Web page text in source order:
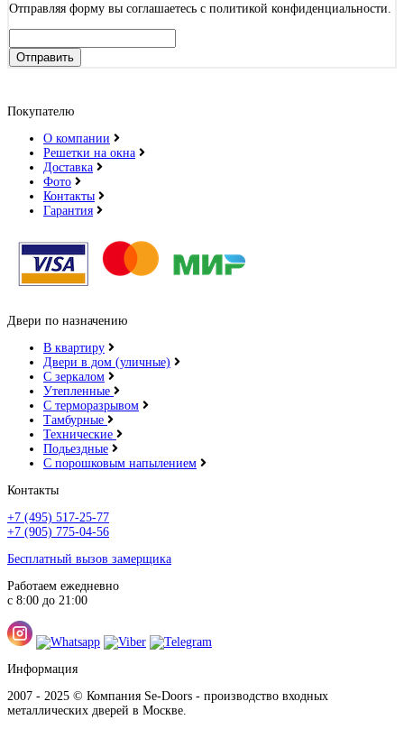
Отправляя форму вы соглашаетесь с политикой конфиденциальности.
Отправить
Покупателю
О компании
Решетки на окна
Доставка
Фото
Контакты
Гарантия
Двери по назначению
В квартиру
Двери в дом (уличные)
С зеркалом
Утепленные
С терморазрывом
Тамбурные
Технические
Подьездные
С порошковым напылением
Контакты
+7 (495) 517-25-77
+7 (905) 775-04-56
Бесплатный вызов замерщика
Работаем ежедневно
с 8:00 до 21:00
Информация
2007 - 2025 © Компания Se-Doors - производство входных
металлических дверей в Москве.